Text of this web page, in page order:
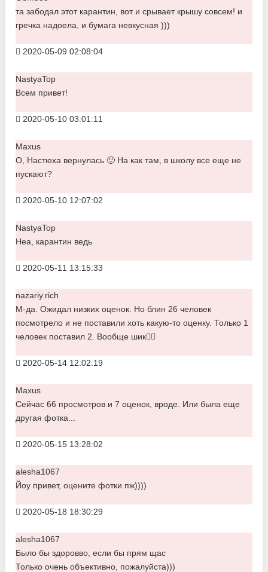
та забодал этот карантин, вот и срывает крышу совсем! и
гречка надоела, и бумага невкусная )))
2020-05-09 02:08:04
NastyaTop
Всем привет!
2020-05-10 03:01:11
Maxus
О, Настюха вернулась 🙂 На как там, в школу все еще не
пускают?
2020-05-10 12:07:02
NastyaTop
Неа, карантин ведь
2020-05-11 13:15:33
nazariy.rich
М-да. Ожидал низких оценок. Но блин 26 человек
посмотрело и не поставили хоть какую-то оценку. Только 1
человек поставил 2. Вообще шик👍🏾
2020-05-14 12:02:19
Maxus
Сейчас 66 просмотров и 7 оценок, вроде. Или была еще
другая фотка...
2020-05-15 13:28:02
alesha1067
Йоу привет, оцените фотки пж))))
2020-05-18 18:30:29
alesha1067
Было бы здоровво, если бы прям щас
Только очень объективно, пожалуйста)))